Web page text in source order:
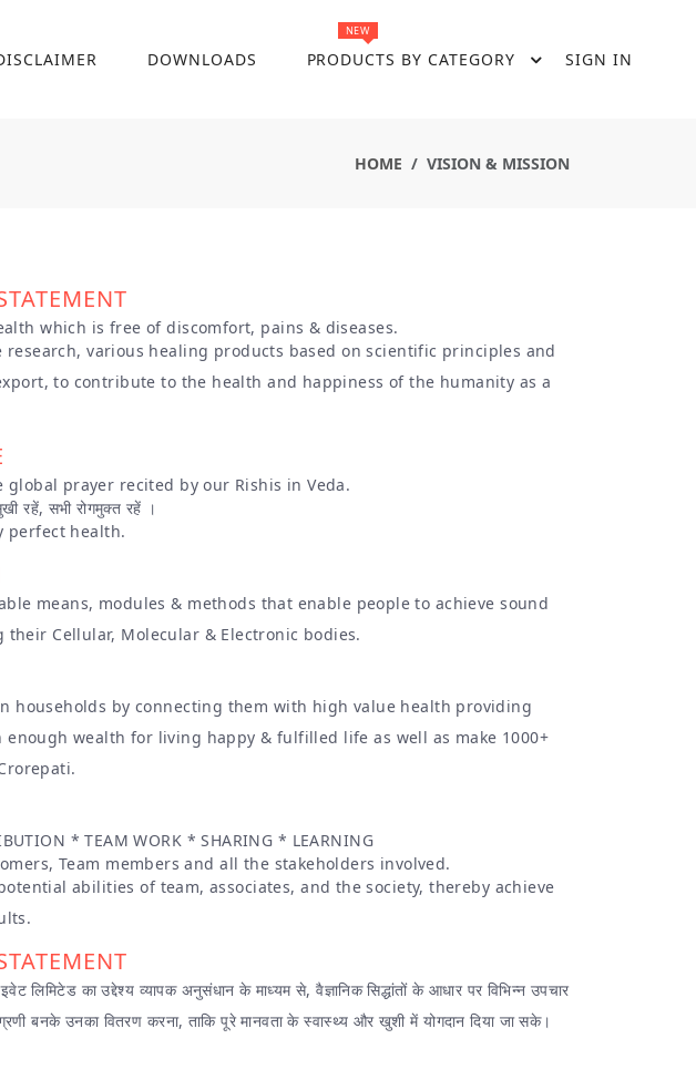
DOWNLOADS PRODUCTS BY CATEGORY
NEW
SIGN IN
HOME VISION & MISSION
which is free of discomfort, pains & diseases.
various healing products based on scientific principles and
to contribute to the health and happiness of the humanity as a
prayer recited by our Rishis in Veda.
रहें, सभी रोगमुक्त रहें ।
perfect health.
means, modules & methods that enable people to achieve sound
Cellular, Molecular & Electronic bodies.
households by connecting them with high value health providing
wealth for living happy & fulfilled life as well as make 1000+
* TEAM WORK * SHARING * LEARNING
Team members and all the stakeholders involved.
abilities of team, associates, and the society, thereby achieve
लिमिटेड का उद्देश्य व्यापक अनुसंधान के माध्यम से, वैज्ञानिक सिद्धांतों के आधार पर विभिन्न उपचार
बनके उनका वितरण करना, ताकि पूरे मानवता के स्वास्थ्य और खुशी में योगदान दिया जा सके।